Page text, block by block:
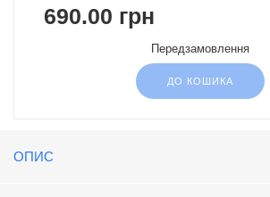
690.00 грн
Передзамовлення
ДО КОШИКА
ОПИС